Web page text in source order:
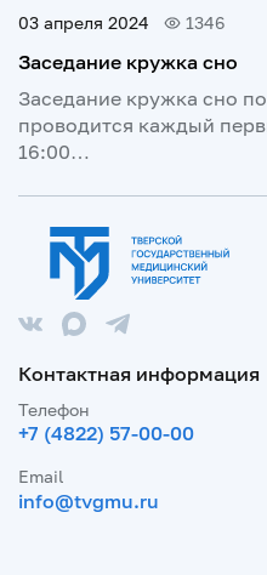
03 апреля 2024 1346
Заседание кружка сно
Заседание кружка сно
проводится каждый
16:00…
Контактная информация
Телефон
+7 (4822) 57-00-00
Email
info@tvgmu.ru